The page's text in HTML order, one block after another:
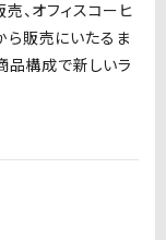
、オフィスコーヒ
ら販売にいたるま
品構成で新しいラ